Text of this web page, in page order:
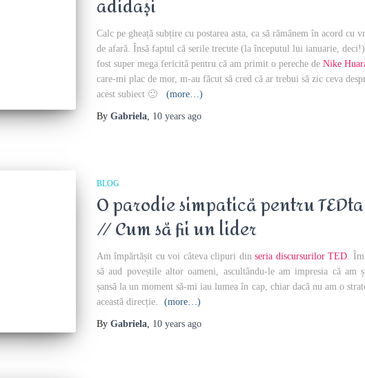
adidași
Calc pe gheață subțire cu postarea asta, ca să rămânem în acord cu
de afară. Însă faptul că serile trecute (la începutul lui ianuarie,
fost super mega fericită pentru că am primit o pereche de Nike
care-mi plac de mor, m-au făcut să cred că ar trebui să zic ceva
acest subiect 🙂
(more…)
By Gabriela, 10 years ago
BLOG
O parodie simpatică pentru
// Cum să fii un lider
Am împărtășit cu voi câteva clipuri dinseria discursurilor TED.
să aud poveștile altor oameni, ascultându-le am impresia că am
șansă la un moment să-mi iau lumea în cap, chiar dacă nu am o
această direcție.
(more…)
By Gabriela, 10 years ago